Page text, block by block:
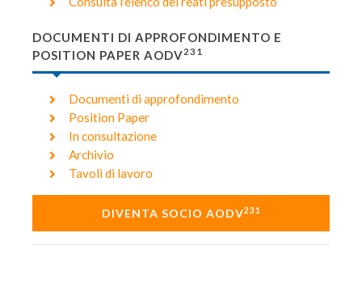
DOCUMENTI DI APPROFONDIMENTO E
POSITION PAPER AODV231
Documenti di approfondimento
Position Paper
In consultazione
Archivio
Tavoli di lavoro
DIVENTA SOCIO AODV231